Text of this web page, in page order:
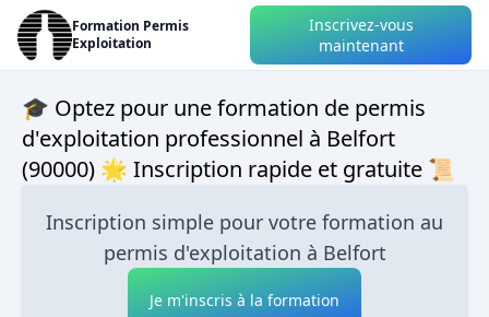
Formation Permis
Exploitation
Inscrivez-vous
maintenant
🎓 Optez pour une formation de permis
d'exploitation professionnel à Belfort
(90000) 🌟 Inscription rapide et gratuite 📜
Inscription simple pour votre formation au
permis d'exploitation à Belfort
Je m'inscris à la formation